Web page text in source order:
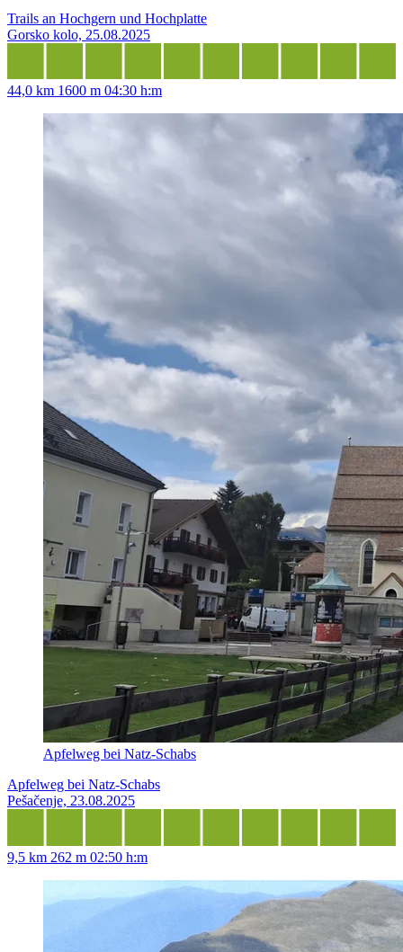
Trails an Hochgern und Hochplatte
Gorsko kolo, 25.08.2025
44,0 km 1600 m 04:30 h:m
Apfelweg bei Natz-Schabs
Apfelweg bei Natz-Schabs
Pešačenje, 23.08.2025
9,5 km 262 m 02:50 h:m